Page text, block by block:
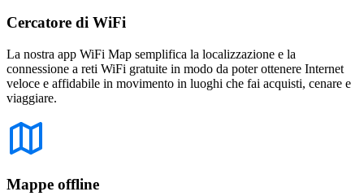
Cercatore di WiFi
La nostra app WiFi Map semplifica la localizzazione e la
connessione a reti WiFi gratuite in modo da poter ottenere Internet
veloce e affidabile in movimento in luoghi che fai acquisti, cenare e
viaggiare.
Mappe offline